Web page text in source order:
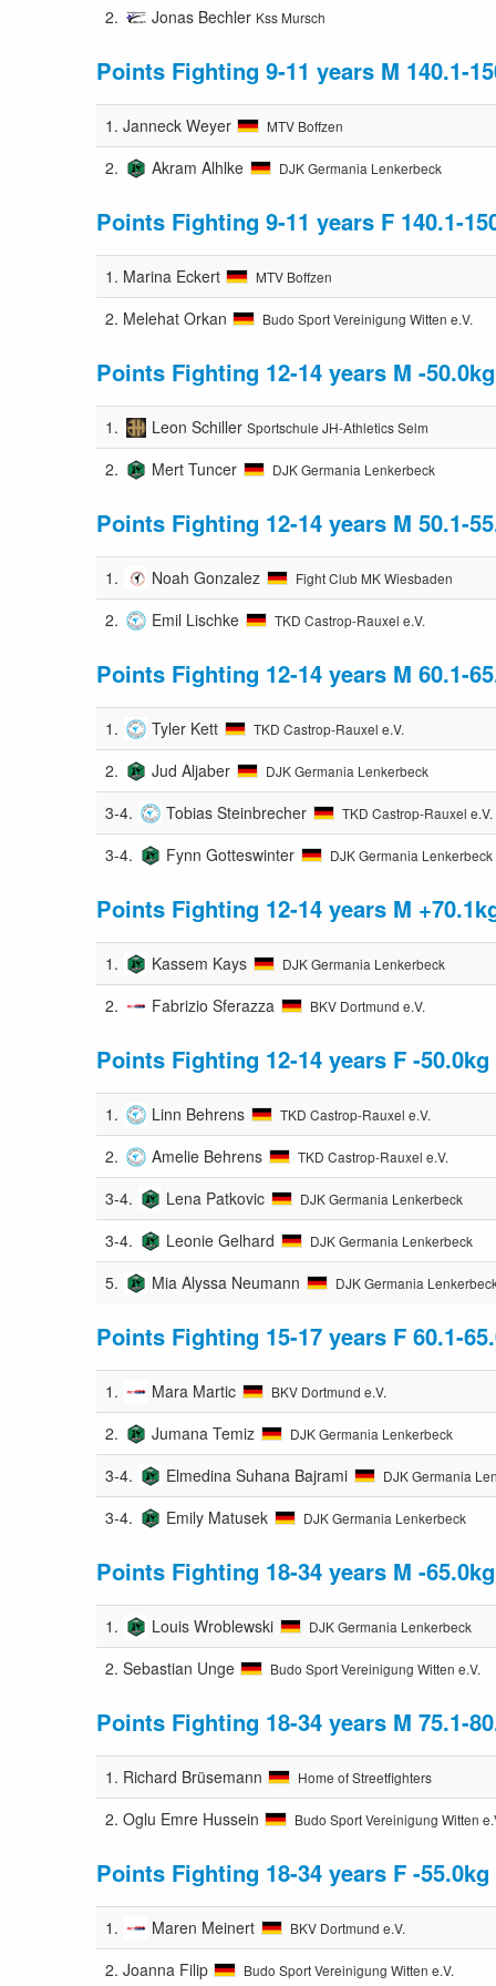
2. Jonas Bechler Kss Mursch
Points Fighting 9-11 years M 140.1-
1. Janneck Weyer MTV Boffzen
2. Akram Alhlke DJK Germania Lenkerbeck
Points Fighting 9-11 years F 140.1-
1. Marina Eckert MTV Boffzen
2. Melehat Orkan Budo Sport Vereinigung Witten e.V.
Points Fighting 12-14 years M -50.0kg
1. Leon Schiller Sportschule JH-Athletics Selm
2.
Mert Tuncer DJK Germania Lenkerbeck
Points Fighting 12-14 years M 50.1-
1. Noah Gonzalez Fight Club MK Wiesbaden
2. Emil Lischke TKD Castrop-Rauxel e.V.
Points Fighting 12-14 years M 60.1-
1. Tyler Kett TKD Castrop-Rauxel e.V.
2. Jud Aljaber DJK Germania Lenkerbeck
3-4. Tobias Steinbrecher TKD Castrop-Rauxel e.V.
3-4. Fynn Gotteswinter DJK Germania Lenkerbeck
Points Fighting 12-14 years M
1. Kassem Kays DJK Germania Lenkerbeck
2. Fabrizio Sferazza BKV Dortmund e.V.
Points Fighting 12-14 years F -50.0kg
1. Linn Behrens TKD Castrop-Rauxel e.V.
2. Amelie Behrens TKD Castrop-Rauxel e.V.
3-4. Lena Patkovic DJK Germania Lenkerbeck
3-4. Leonie Gelhard DJK Germania Lenkerbeck
5. Mia Alyssa Neumann DJK Germania
Points Fighting 15-17 years F 60.1-
1. Mara Martic BKV Dortmund e.V.
2. Jumana Temiz DJK Germania Lenkerbeck
3-4. Elmedina Suhana Bajrami DJK Germania
3-4. Emily Matusek DJK Germania Lenkerbeck
Points Fighting 18-34 years M -65.0kg
1. Louis Wroblewski DJK Germania Lenkerbeck
2. Sebastian Unge Budo Sport Vereinigung Witten e.V.
Points Fighting 18-34 years M 75.1-
1. Richard Brüsemann Home of Streetfighters
2. Oglu Emre Hussein Budo Sport Vereinigung Witten
Points Fighting 18-34 years F -55.0kg
1. Maren Meinert BKV Dortmund e.V.
2. Joanna Filip Budo Sport Vereinigung Witten e.V.